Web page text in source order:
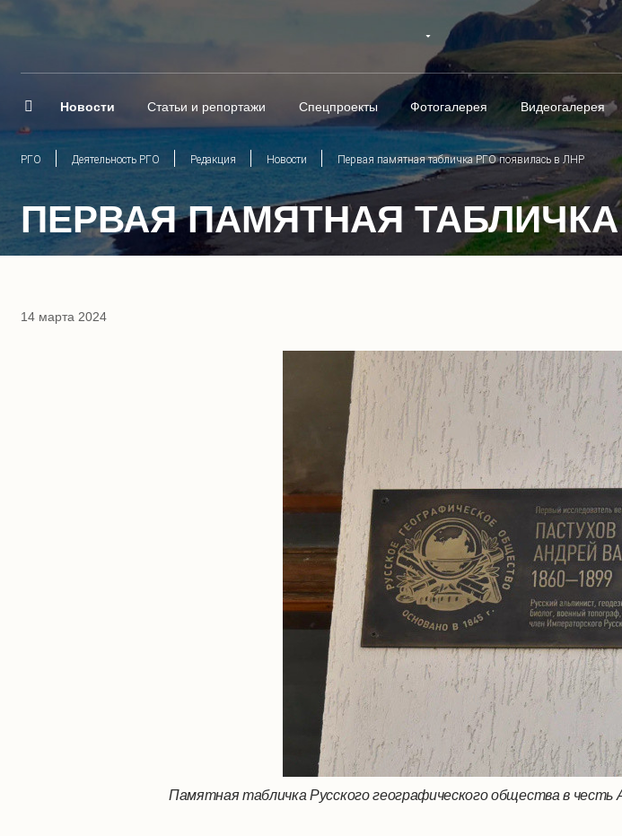
Новости Статьи и репортажи Спецпроекты Фотогалерея Видеогалерея
РГО Деятельность РГО Редакция Новости Первая памятная табличка РГО появилась в ЛНР
ПЕРВАЯ ПАМЯТНАЯ
14 марта 2024
Памятная табличка Русского географического общества в